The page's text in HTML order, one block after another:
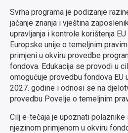
Svrha programa je podizanje
jačanje znanja i vještina
upravljanja i kontrole korištenja
Europske unije o temeljnim
primjeni u okviru provedbe
fondova. Edukacija se provodi u
omogućuje provedbu fondova EU
2027. godine i odnosi se na
provedbu Povelje o temeljnim
Cilj e-tečaja je upoznati
njezinom primjenom u okviru